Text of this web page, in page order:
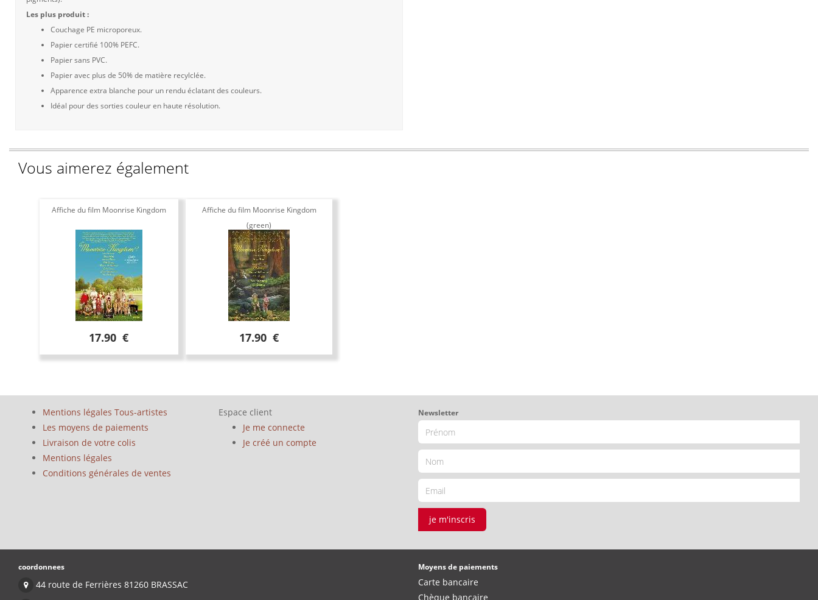
Les plus produit :
Couchage PE microporeux.
Papier certifié 100% PEFC.
Papier sans PVC.
Papier avec plus de 50% de matière recylclée.
Apparence extra blanche pour un rendu éclatant des couleurs.
Idéal pour des sorties couleur en haute résolution.
Vous aimerez également
Affiche du film Moonrise Kingdom
17.90 €
Affiche du film Moonrise Kingdom
(green)
17.90 €
Mentions légales Tous-artistes
Les moyens de paiements
Livraison de votre colis
Mentions légales
Conditions générales de ventes
Espace client
Je me connecte
Je créé un compte
Newsletter
je m'inscris
coordonnees
44 route de Ferrières 81260 BRASSAC
Moyens de paiements
Carte bancaire
Chèque bancaire